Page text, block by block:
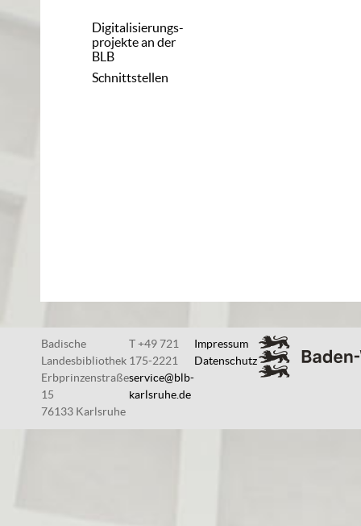
Digitalisierungs-
projekte an der
BLB
Schnittstellen
Badische
Landesbibliothek
Erbprinzenstraße
15
76133 Karlsruhe
T +49 721
175-2221
service@blb-
karlsruhe.de
Impressum
Datenschutz